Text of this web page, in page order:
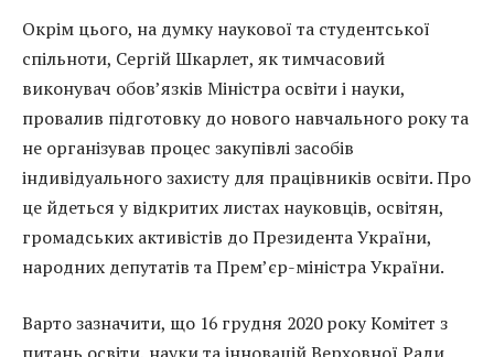
Окрім цього, на думку наукової та студентської
спільноти, Сергій Шкарлет, як тимчасовий
виконувач обов’язків Міністра освіти і науки,
провалив підготовку до нового навчального року та
не організував процес закупівлі засобів
індивідуального захисту для працівників освіти. Про
це йдеться у відкритих листах науковців, освітян,
громадських активістів до Президента України,
народних депутатів та Прем’єр-міністра України.
Варто зазначити, що 16 грудня 2020 року Комітет з